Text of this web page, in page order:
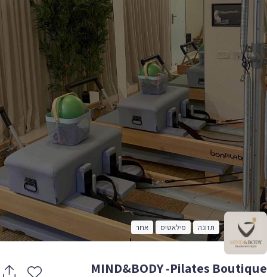
תזונה פילאטיס אחר
MIND&BODY -Pilates